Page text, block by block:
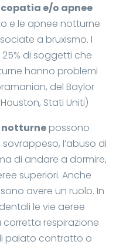
e/o apnee
e le apnee notturne
a bruxismo. I
di soggetti che
hanno problemi
del Baylor
Stati Uniti)
notturnepossono
l’abuso di
di andare a dormire,
superiori. Anche
avere un ruolo. In
le vie aeree
respirazione
palato contratto o